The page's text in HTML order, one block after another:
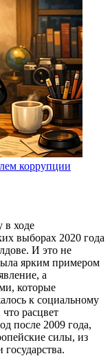
коррупции
в ходе
выборах 2020 года
И это не
ярким примером
а
которые
к социальному
расцвет
после 2009 года,
силы, из